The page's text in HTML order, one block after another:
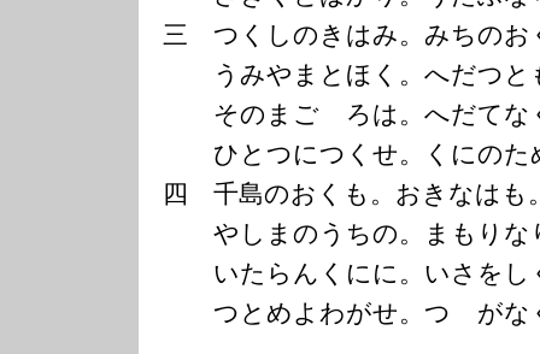
三 つくしのきはみ。みちのお
うみやまとほく。へだつと
そのまごゝろは。へだてな
ひとつにつくせ。くにのた
四 千島のおくも。おきなはも
やしまのうちの。まもりな
いたらんくにに。いさをし
つとめよわがせ。つゝがな